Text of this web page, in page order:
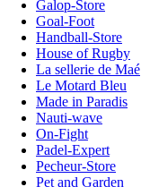
Galop-Store
Goal-Foot
Handball-Store
House of Rugby
La sellerie de Maé
Le Motard Bleu
Made in Paradis
Nauti-wave
On-Fight
Padel-Expert
Pecheur-Store
Pet and Garden